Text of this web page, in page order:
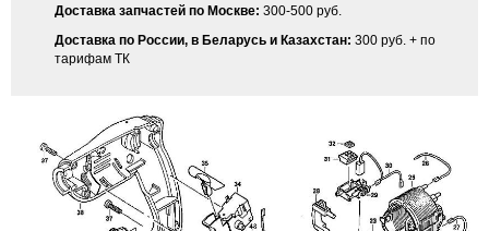
Доставка запчастей по Москве: 300-500 руб.
Доставка по России, в Беларусь и Казахстан: 300 руб. + по
тарифам ТК